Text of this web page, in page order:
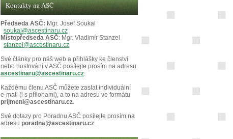
Kontakty na ASČ
Předseda ASČ: Mgr. Josef Soukal
soukal@ascestinaru.cz
Místopředseda ASČ: Mgr. Vladimír Stanzel
stanzel@ascestinaru.cz
Své články pro náš web a přihlášky ke členství
nebo hostování v ASČ posílejte prosím na adresu
ascestinaru@ascestinaru.cz.
Každému členu ASČ můžete zaslat individuální
e-mail (i s přílohami), a to na adresu ve formátu
prijmeni@ascestinaru.cz.
Své dotazy pro Poradnu ASČ posílejte prosím na
adresu poradna@ascestinaru.cz.